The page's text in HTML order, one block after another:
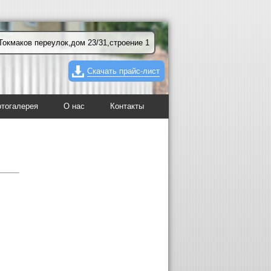
переулок,дом 23/31,строение 1
Скачать прайс-лист
О нас Контакты